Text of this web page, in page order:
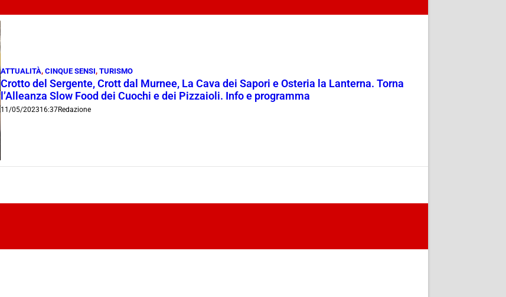
ATTUALITÀ,CINQUE SENSI,TURISMO
Crotto del Sergente, Crott dal Murnee, La Cava dei Sapori e Osteria la Lanterna. Torna
l’Alleanza Slow Food dei Cuochi e dei Pizzaioli. Info e programma
11/05/202316:37Redazione